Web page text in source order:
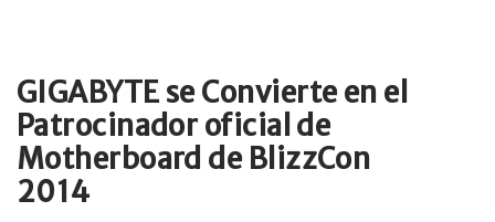
GIGABYTE se Convierte en el
Patrocinador oficial de
Motherboard de BlizzCon
2014